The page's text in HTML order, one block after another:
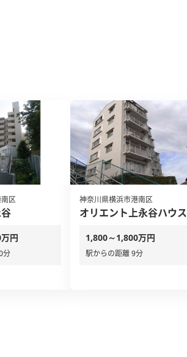
区
円
分
神奈川県横浜市港南区
オリエント上永谷ハウス
1,800～1,800万円
駅からの距離 9分